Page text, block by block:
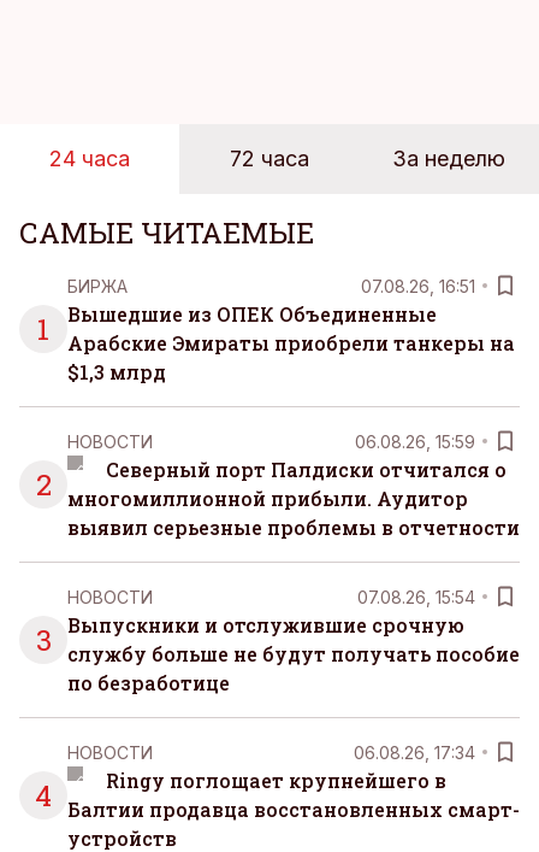
24 часа 72 часа За неделю
САМЫЕ ЧИТАЕМЫЕ
1
БИРЖА 07.08.26, 16:51
Вышедшие из ОПЕК Объединенные
Арабские Эмираты приобрели танкеры на
$1,3 млрд
2
НОВОСТИ 06.08.26, 15:59
Северный порт Палдиски отчитался о
многомиллионной прибыли. Аудитор
выявил серьезные проблемы в отчетности
3
НОВОСТИ 07.08.26, 15:54
Выпускники и отслужившие срочную
службу больше не будут получать пособие
по безработице
4
НОВОСТИ 06.08.26, 17:34
Ringy поглощает крупнейшего в
Балтии продавца восстановленных смарт-
устройств